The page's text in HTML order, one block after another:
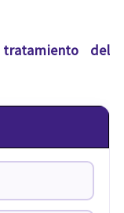
del